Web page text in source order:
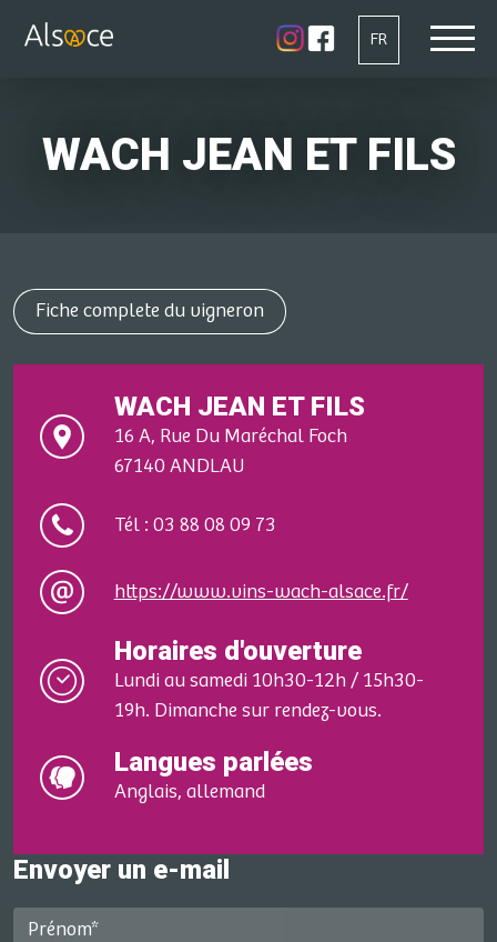
FR
WACH JEAN ET FILS
Fiche complete du vigneron
WACH JEAN ET FILS
16 A, Rue Du Maréchal Foch
67140 ANDLAU
Tél : 03 88 08 09 73
https://www.vins-wach-alsace.fr/
Horaires d'ouverture
Lundi au samedi 10h30-12h / 15h30-
19h. Dimanche sur rendez-vous.
Langues parlées
Anglais, allemand
Envoyer un e-mail
Prénom*